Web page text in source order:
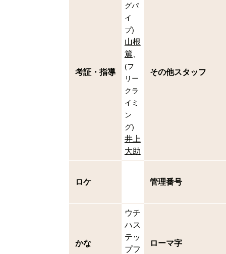
考証・指導
グパ
イ
プ)
山根
篤
(フ
リー
クラ
イミ
ン
グ)
井上
大助
その他スタッフ
ロケ 管理番号
かな
ウチ
ハス
テッ
プフ
ローマ字